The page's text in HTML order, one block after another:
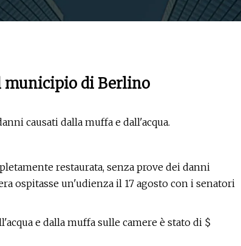
municipio di Berlino
causati dalla muffa e dall'acqua.
restaurata, senza prove dei danni
ospitasse un'udienza il 17 agosto con i senatori
e dalla muffa sulle camere è stato di $